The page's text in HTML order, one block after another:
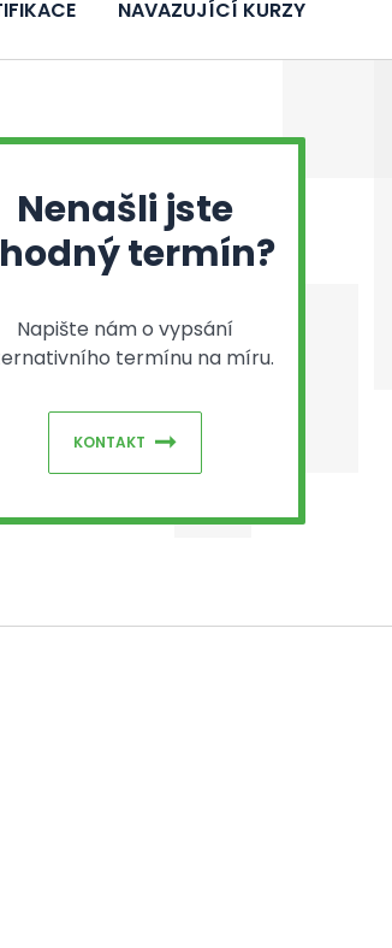
NAVAZUJÍCÍ KURZY
Nenašli jste
termín?
Napište nám o vypsání
termínu na míru.
KONTAKT